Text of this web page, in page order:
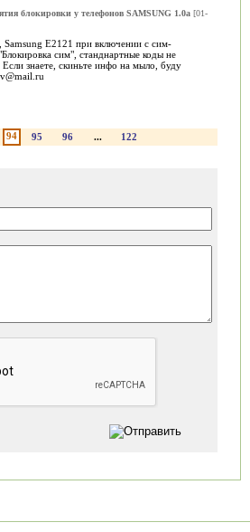
блокировки у телефонов SAMSUNG 1.0a[01-
Samsung E2121 при включении с сим-
сим", станднартные коды не
знаете, скиньте инфо на мыло, буду
94 95 96 ... 122